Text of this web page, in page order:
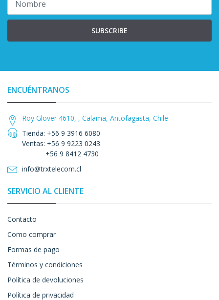
SUBSCRIBE
ENCUÉNTRANOS
Roy Glover 4610, , Calama, Antofagasta, Chile
Tienda: +56 9 3916 6080
Ventas: +56 9 9223 0243
+56 9 8412 4730
info@trxtelecom.cl
SERVICIO AL CLIENTE
Contacto
Como comprar
Formas de pago
Términos y condiciones
Política de devoluciones
Política de privacidad